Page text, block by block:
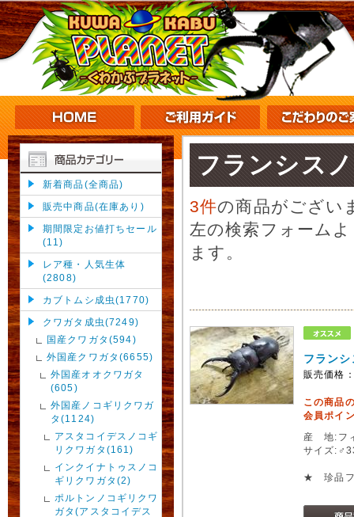
新着商品(全商品)
販売中商品(在庫あり)
期間限定お値打ちセール
(11)
レア種・人気生体
(2808)
カブトムシ成虫(1770)
クワガタ成虫(7249)
国産クワガタ(594)
外国産クワガタ(6655)
外国産オオクワガタ
(605)
外国産ノコギリクワガ
タ(1124)
アスタコイデスノコギ
リクワガタ(161)
インクイナトゥスノコ
ギリクワガタ(2)
ポルトンノコギリクワ
ガタ(アスタコイデス
フランシス
3件の商品がござい
左の検索フォーム
ます。
フラン
販売価格
この商品
会員ポイ
産 地:フ
サイズ
★ 珍品フ